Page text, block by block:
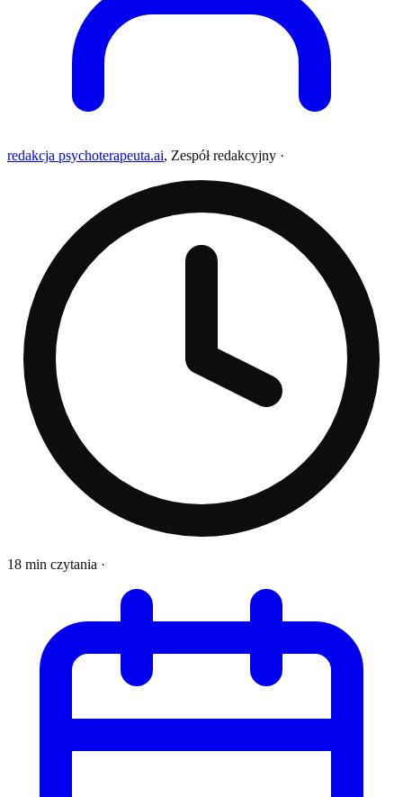
redakcja psychoterapeuta.ai, Zespół redakcyjny ·
18 min czytania ·